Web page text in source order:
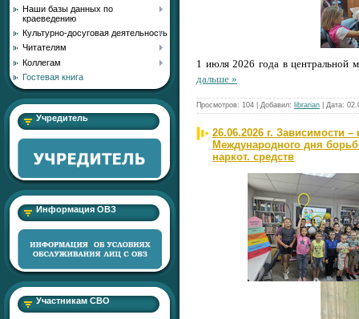
Наши базы данных по
краеведению
Культурно-досуговая деятельность
Читателям
Коллегам
Гостевая книга
Учредитель
Информация ОВЗ
Участникам СВО
1 июля 2026 года в центральной
дальше »
Просмотров: 104 Добавил: librarian Дата:
26.06.2026 г. Зависимости
Международного дня
наркот. средств